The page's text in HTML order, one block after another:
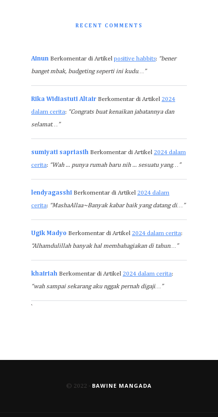
RECENT COMMENTS
Ainun Berkomentar di Artikel positive habbits: “bener
banget mbak, budgeting seperti ini kudu…”
Rika Widiastuti Altair Berkomentar di Artikel 2024
dalam cerita: “Congrats buat kenaikan jabatannya dan
selamat…”
sumiyati sapriasih Berkomentar di Artikel 2024 dalam
cerita: “Wah ... punya rumah baru nih ... sesuatu yang…”
lendyagasshi Berkomentar di Artikel 2024 dalam
cerita: “MashaAllaa~Banyak kabar baik yang datang di…”
Ugik Madyo Berkomentar di Artikel 2024 dalam cerita:
“Alhamdulillah banyak hal membahagiakan di tahun…”
khairiah Berkomentar di Artikel 2024 dalam cerita:
“wah sampai sekarang aku nggak pernah digaji…”
`
© 2022 - BAWINE MANGADA